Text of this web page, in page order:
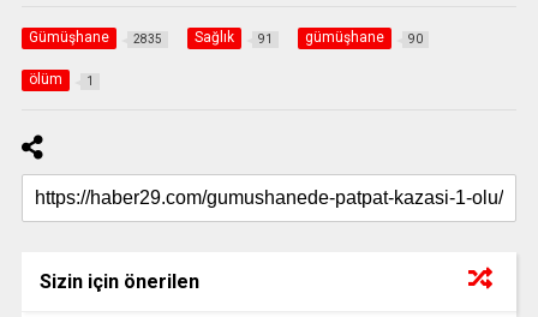
Gümüşhane 2835 Sağlık 91 gümüşhane 90
ölüm 1
Sizin için önerilen